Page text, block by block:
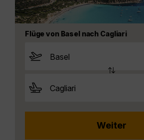
Flüge von Basel nach Cagliari